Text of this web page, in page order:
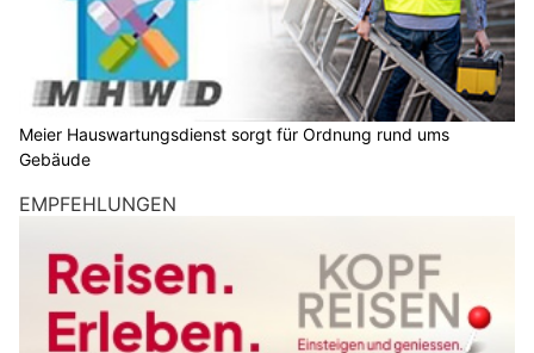
Meier Hauswartungsdienst sorgt für Ordnung rund ums
Gebäude
EMPFEHLUNGEN